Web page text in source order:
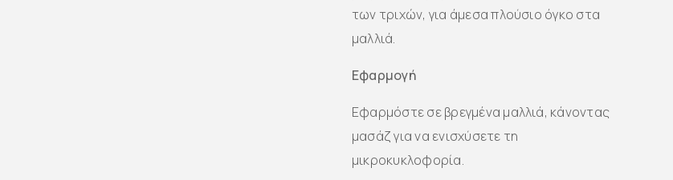
των τριχών, για άμεσα πλούσιο όγκο στα
μαλλιά.
Εφαρμογή
Εφαρμόστε σε βρεγμένα μαλλιά, κάνοντας
μασάζ για να ενισχύσετε τη
μικροκυκλοφορία.